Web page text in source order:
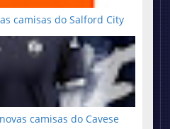
camisas do Salford City
camisas do Cavese